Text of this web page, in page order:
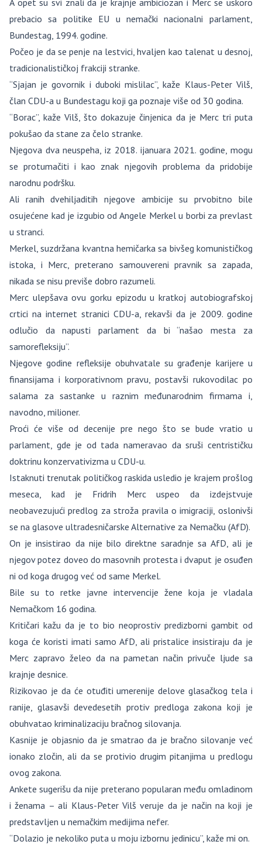
A opet su svi znali da je krajnje ambiciozan i Merc se uskoro
prebacio sa politike EU u nemački nacionalni parlament,
Bundestag, 1994. godine.
Počeo je da se penje na lestvici, hvaljen kao talenat u desnoj,
tradicionalističkoj frakciji stranke.
“Sjajan je govornik i duboki mislilac”, kaže Klaus-Peter Vilš,
član CDU-a u Bundestagu koji ga poznaje više od 30 godina.
“Borac”, kaže Vilš, što dokazuje činjenica da je Merc tri puta
pokušao da stane za čelo stranke.
Njegova dva neuspeha, iz 2018. ijanuara 2021. godine, mogu
se protumačiti i kao znak njegovih problema da pridobije
narodnu podršku.
Ali ranih dvehiljaditih njegove ambicije su prvobitno bile
osujećene kad je izgubio od Angele Merkel u borbi za prevlast
u stranci.
Merkel, suzdržana kvantna hemičarka sa bivšeg komunističkog
istoka, i Merc, preterano samouvereni pravnik sa zapada,
nikada se nisu previše dobro razumeli.
Merc ulepšava ovu gorku epizodu u kratkoj autobiografskoj
crtici na internet stranici CDU-a, rekavši da je 2009. godine
odlučio da napusti parlament da bi “našao mesta za
samorefleksiju”.
Njegove godine refleksije obuhvatale su građenje karijere u
finansijama i korporativnom pravu, postavši rukovodilac po
salama za sastanke u raznim međunarodnim firmama i,
navodno, milioner.
Proći će više od decenije pre nego što se bude vratio u
parlament, gde je od tada nameravao da sruši centrističku
doktrinu konzervativizma u CDU-u.
Istaknuti trenutak političkog raskida usledio je krajem prošlog
meseca, kad je Fridrih Merc uspeo da izdejstvuje
neobavezujući predlog za stroža pravila o imigraciji, oslonivši
se na glasove ultradesničarske Alternative za Nemačku (AfD).
On je insistirao da nije bilo direktne saradnje sa AfD, ali je
njegov potez doveo do masovnih protesta i dvaput je osuđen
ni od koga drugog već od same Merkel.
Bile su to retke javne intervencije žene koja je vladala
Nemačkom 16 godina.
Kritičari kažu da je to bio neoprostiv predizborni gambit od
koga će koristi imati samo AfD, ali pristalice insistiraju da je
Merc zapravo želeo da na pametan način privuče ljude sa
krajnje desnice.
Rizikovao je da će otuđiti umerenije delove glasačkog tela i
ranije, glasavši devedesetih protiv predloga zakona koji je
obuhvatao kriminalizaciju bračnog silovanja.
Kasnije je objasnio da je smatrao da je bračno silovanje već
ionako zločin, ali da se protivio drugim pitanjima u predlogu
ovog zakona.
Ankete sugerišu da nije preterano popularan među omladinom
i ženama – ali Klaus-Peter Vilš veruje da je način na koji je
predstavljen u nemačkim medijima nefer.
“Dolazio je nekoliko puta u moju izbornu jedinicu”, kaže mi on.